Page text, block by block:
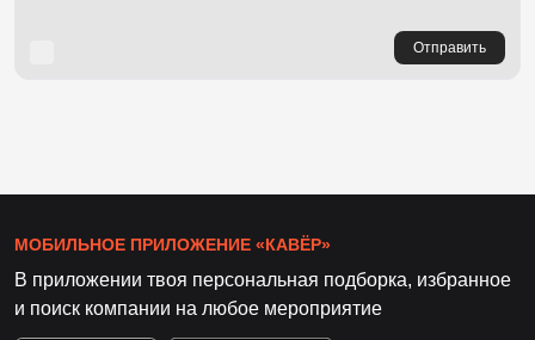
Отправить
МОБИЛЬНОЕ ПРИЛОЖЕНИЕ «КАВЁР»
В приложении твоя персональная подборка, избранное
и поиск компании на любое мероприятие